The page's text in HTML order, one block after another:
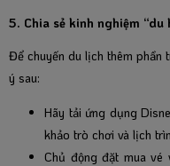
5. Chia sẻ kinh nghiệm
Để chuyến du lịch thêm phần
ý sau:
Hãy tải ứng dụng
khảo trò chơi và lịch
Chủ động đặt mua